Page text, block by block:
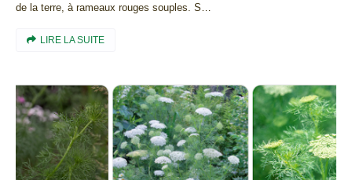
de la terre, à rameaux rouges souples. S…
LIRE LA SUITE